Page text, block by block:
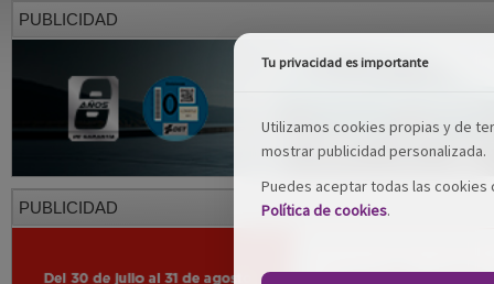
PUBLICIDAD
PUBLICIDAD
Tu privacidad es importante
Utilizamos cookies propias y de
mostrar publicidad personalizada.
Puedes aceptar todas las
Política de cookies.